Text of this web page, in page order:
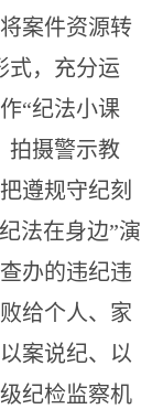
案件资源转
式，充分运
“纪法小课
拍摄警示教
遵规守纪刻
法在身边”演
办的违纪违
给个人、家
案说纪、以
纪检监察机